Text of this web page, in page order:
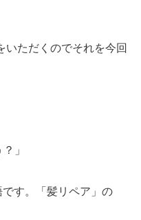
いただくのでそれを今回
」
す。「髪リペア」の